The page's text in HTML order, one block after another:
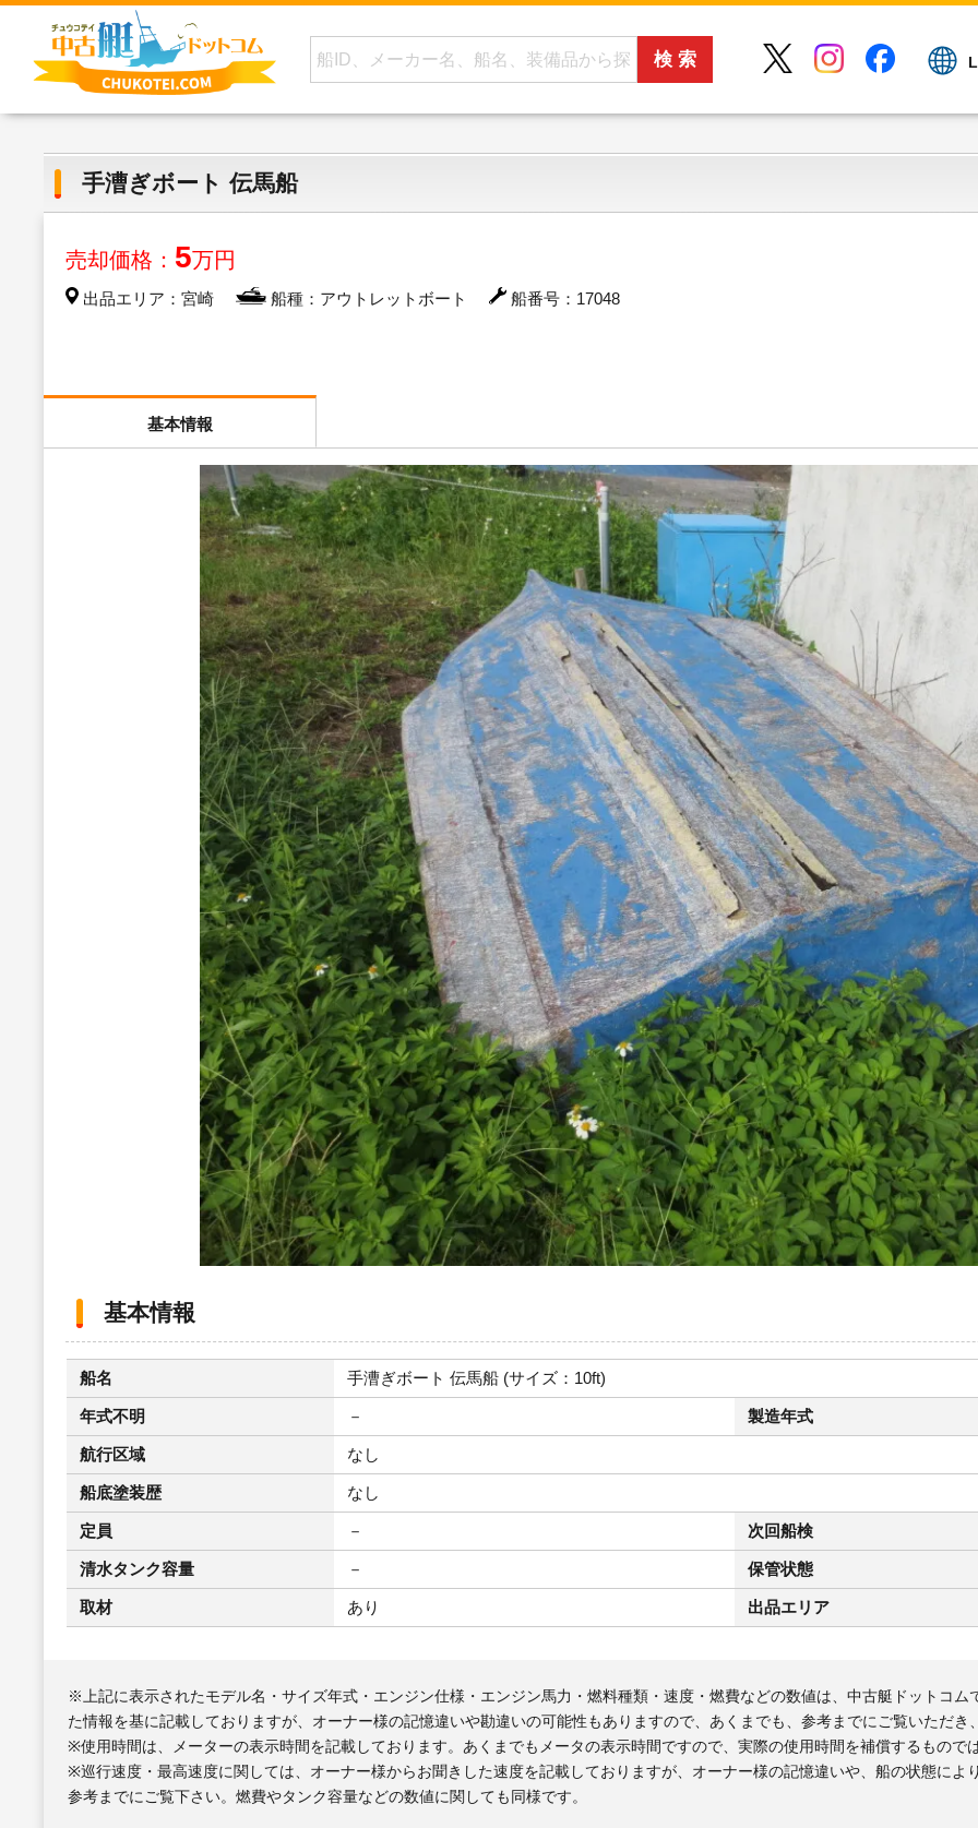
手漕ぎボート 伝馬船
売却価格： 5万円
出品エリア：宮崎 船種：アウトレットボート 船番号：17048
基本情報
基本情報
船名 手漕ぎボート 伝馬船 (サイズ：10ft)
年式不明 － 製造年式
航行区域 なし
船底塗装歴 なし
定員 － 次回船検
清水タンク容量 － 保管状態
取材 あり 出品エリア
※上記に表示されたモデル名・サイズ年式・エンジン仕様・エンジン馬力・燃料種類・速度・燃費などの数値は、中古艇ドットコ
た情報を基に記載しておりますが、オーナー様の記憶違いや勘違いの可能性もありますので、あくまでも、参考までにご覧いただ
※使用時間は、メーターの表示時間を記載しております。あくまでもメータの表示時間ですので、実際の使用時間を補償するもので
※巡行速度・最高速度に関しては、オーナー様からお聞きした速度を記載しておりますが、オーナー様の記憶違いや、船の状態に
参考までにご覧下さい。燃費やタンク容量などの数値に関しても同様です。